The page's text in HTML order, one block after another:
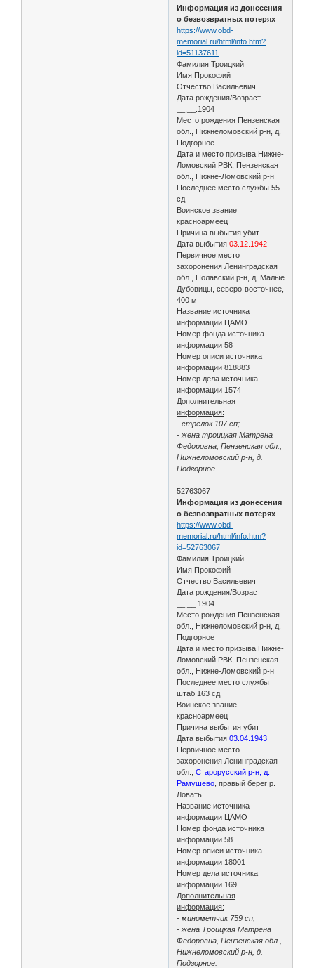
Информация из донесения
о безвозвратных потерях
https://www.obd-
memorial.ru/html/info.htm?
id=51137611
Фамилия Троицкий
Имя Прокофий
Отчество Васильевич
Дата рождения/Возраст
__.__.1904
Место рождения Пензенская
обл., Нижнеломовский р-н, д.
Подгорное
Дата и место призыва Нижне-
Ломовский РВК, Пензенская
обл., Нижне-Ломовский р-н
Последнее место службы 55
сд
Воинское звание
красноармеец
Причина выбытия убит
Дата выбытия03.12.1942
Первичное место
захоронения Ленинградская
обл., Полавский р-н, д. Малые
Дубовицы, северо-восточнее,
400 м
Название источника
информации ЦАМО
Номер фонда источника
информации 58
Номер описи источника
информации 818883
Номер дела источника
информации 1574
Дополнительная
информация:
- стрелок 107 сп;
- жена троицкая Матрена
Федоровна, Пензенская обл.,
Нижнеломовский р-н, д.
Подгорное.
52763067
Информация из донесения
о безвозвратных потерях
https://www.obd-
memorial.ru/html/info.htm?
id=52763067
Фамилия Троицкий
Имя Прокофий
Отчество Васильевич
Дата рождения/Возраст
__.__.1904
Место рождения Пензенская
обл., Нижнеломовский р-н, д.
Подгорное
Дата и место призыва Нижне-
Ломовский РВК, Пензенская
обл., Нижне-Ломовский р-н
Последнее место службы
штаб 163 сд
Воинское звание
красноармеец
Причина выбытия убит
Дата выбытия03.04.1943
Первичное место
захоронения Ленинградская
обл.,Старорусский р-н, д.
Рамушево , правый берег р.
Ловать
Название источника
информации ЦАМО
Номер фонда источника
информации 58
Номер описи источника
информации 18001
Номер дела источника
информации 169
Дополнительная
информация:
- минометчик 759 сп;
- жена Троицкая Матрена
Федоровна, Пензенская обл.,
Нижнеломовский р-н, д.
Подгорное.